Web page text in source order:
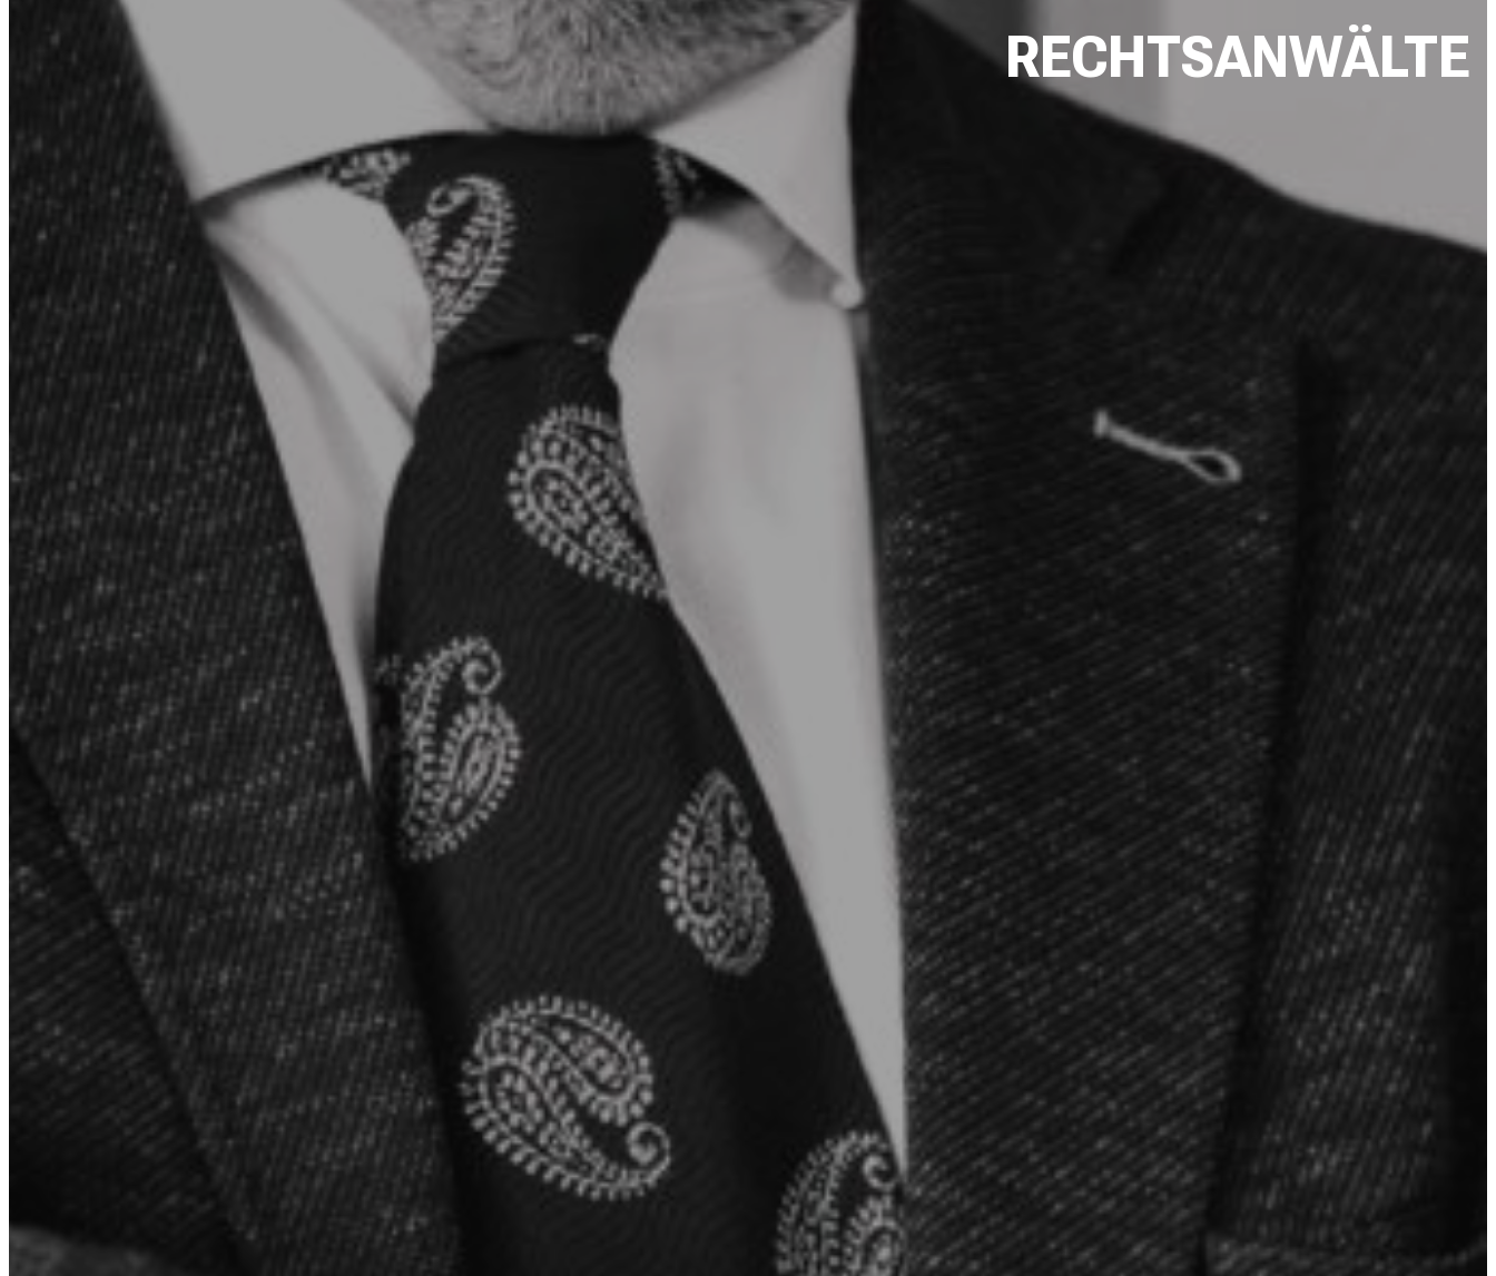
RECHTSANWÄLTE